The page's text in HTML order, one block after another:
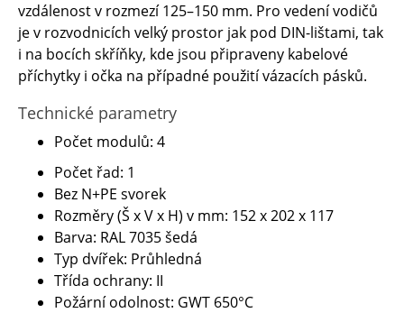
vzdálenost v rozmezí 125–150 mm. Pro vedení vodičů
je v rozvodnicích velký prostor jak pod DIN-lištami, tak
i na bocích skříňky, kde jsou připraveny kabelové
příchytky i očka na případné použití vázacích pásků.
Technické parametry
Počet modulů: 4
Počet řad: 1
Bez N+PE svorek
Rozměry (Š x V x H) v mm: 152 x 202 x 117
Barva: RAL 7035 šedá
Typ dvířek: Průhledná
Třída ochrany: II
Požární odolnost: GWT 650°C